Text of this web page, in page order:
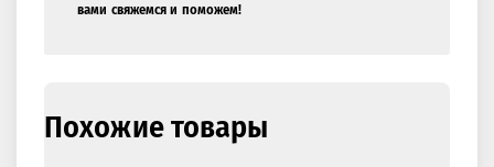
вами свяжемся и поможем!
Похожие товары